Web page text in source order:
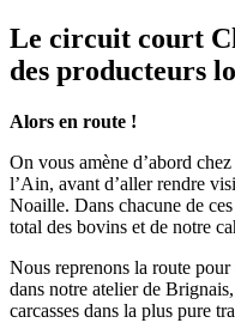
Le circuit court
des producteurs
Alors en route !
On vous amène d’abord
l’Ain, avant d’aller rendre
Noaille. Dans chacune de
total des bovins et de notre
Nous reprenons la route
dans notre atelier de
carcasses dans la plus pure